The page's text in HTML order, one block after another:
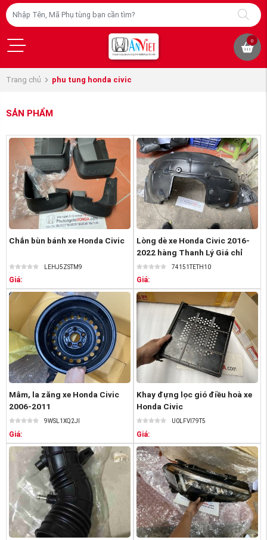
0
Trang chủ phu tung honda civic
SẢN PHẨM
Chắn bùn bánh xe Honda Civic
LEHJ5ZSTM9
Giá:
Lòng dè xe Honda Civic 2016-
2022 hàng Thanh Lý Giá chỉ
50K
74151TETH10
Giá:
Mâm, la zăng xe Honda Civic
2006-2011
9WSL1XQ2JI
Giá:
Khay đựng lọc gió điều hoà xe
Honda Civic
U0LFVI79T5
Giá: